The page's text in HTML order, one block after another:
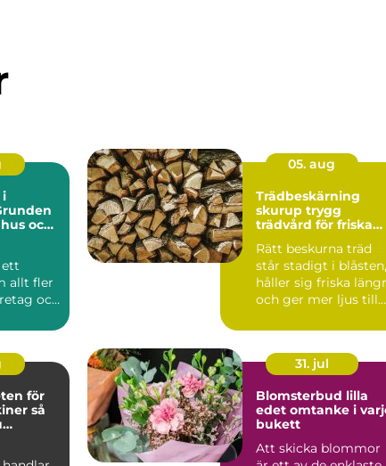
i
och
ett
allt fler
och
05. aug
Trädbeskärning
skurup trygg
trädvård för friska
Rätt beskurna träd
står stadigt i blåsten,
håller sig friska
och ger mer ljus till
för
så
31. jul
Blomsterbud lilla
edet omtanke i varje
bukett
Att skicka blommor